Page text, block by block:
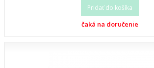
Pridať do košíka
čaká na doručenie